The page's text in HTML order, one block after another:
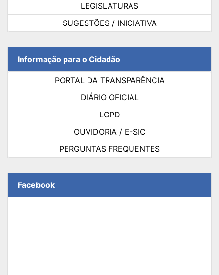
LEGISLATURAS
SUGESTÕES / INICIATIVA
Informação para o Cidadão
PORTAL DA TRANSPARÊNCIA
DIÁRIO OFICIAL
LGPD
OUVIDORIA / E-SIC
PERGUNTAS FREQUENTES
Facebook